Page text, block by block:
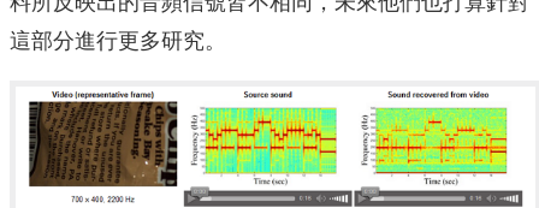
這部分進行更多研究。